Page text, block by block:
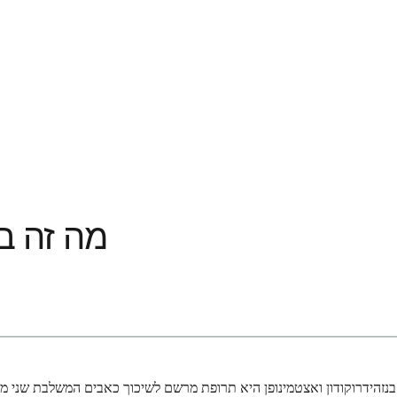
מה זה
בנזהידרוקודון ואצטמינופן היא תרופת מרשם לשיכוך כאבים המשלבת שני